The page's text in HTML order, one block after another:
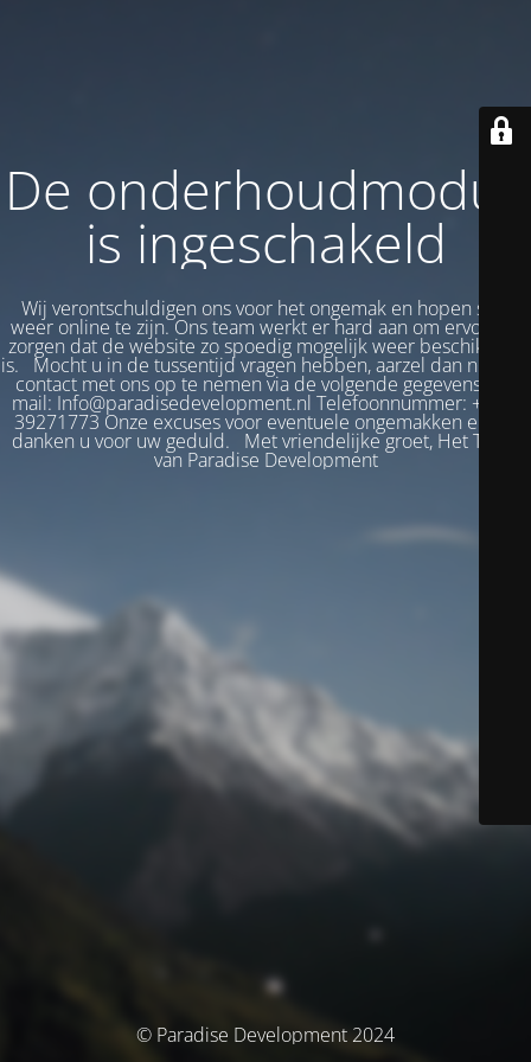
De onderhoudmodus
is ingeschakeld
Wij verontschuldigen ons voor het ongemak en hopen snel
weer online te zijn. Ons team werkt er hard aan om ervoor te
zorgen dat de website zo spoedig mogelijk weer beschikbaar
is. Mocht u in de tussentijd vragen hebben, aarzel dan niet om
contact met ons op te nemen via de volgende gegevens: E-
mail: Info@paradisedevelopment.nl Telefoonnummer: +31 6
39271773 Onze excuses voor eventuele ongemakken en we
danken u voor uw geduld. Met vriendelijke groet, Het Team
van Paradise Development
© Paradise Development 2024